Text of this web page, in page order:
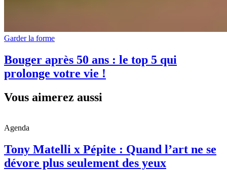
Garder la forme
Bouger après 50 ans : le top 5 qui
prolonge votre vie !
Vous aimerez aussi
Agenda
Tony Matelli x Pépite : Quand l’art ne se
dévore plus seulement des yeux